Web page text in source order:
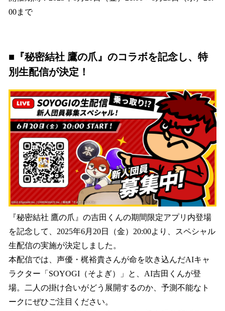
00まで
■『秘密結社 鷹の爪』のコラボを記念し、特
別生配信が決定！
『秘密結社 鷹の爪』の吉田くんの期間限定アプリ内登場
を記念して、2025年6月20日（金）20:00より、スペシャル
生配信の実施が決定しました。
本配信では、声優・梶裕貴さんが命を吹き込んだAIキャ
ラクター「SOYOGI（そよぎ）」と、AI吉田くんが登
場。二人の掛け合いがどう展開するのか、予測不能なト
ークにぜひご注目ください。